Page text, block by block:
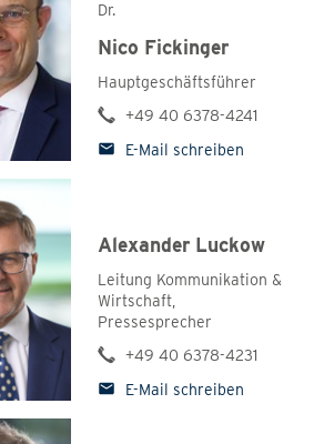
2025
vor Ort - Wirtschaft trifft Politik
Dr.
Nico Fickinger
Hauptgeschäftsführer
+49 40 6378-4241
E-Mail schreiben
Alexander Luckow
Leitung Kommunikation &
Wirtschaft,
Pressesprecher
+49 40 6378-4231
E-Mail schreiben